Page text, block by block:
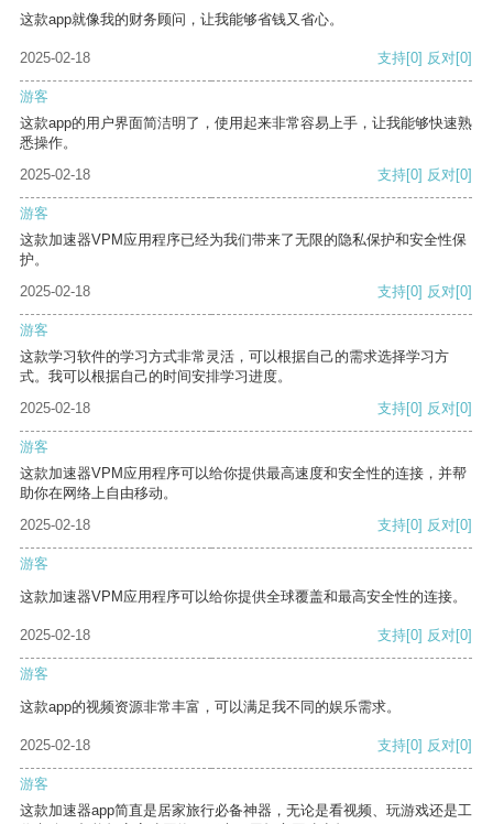
这款app就像我的财务顾问，让我能够省钱又省心。
2025-02-18 支持[0] 反对[0]
游客
这款app的用户界面简洁明了，使用起来非常容易上手，让我能够快速熟
悉操作。
2025-02-18
支持[0] 反对[0]
游客
这款加速器VPM应用程序已经为我们带来了无限的隐私保护和安全性保
护。
2025-02-18
支持[0] 反对[0]
游客
这款学习软件的学习方式非常灵活，可以根据自己的需求选择学习方
式。我可以根据自己的时间安排学习进度。
2025-02-18
支持[0] 反对[0]
游客
这款加速器VPM应用程序可以给你提供最高速度和安全性的连接，并帮
助你在网络上自由移动。
2025-02-18
支持[0] 反对[0]
游客
这款加速器VPM应用程序可以给你提供全球覆盖和最高安全性的连接。
2025-02-18 支持[0] 反对[0]
游客
这款app的视频资源非常丰富，可以满足我不同的娱乐需求。
2025-02-18 支持[0] 反对[0]
游客
这款加速器app简直是居家旅行必备神器，无论是看视频、玩游戏还是工